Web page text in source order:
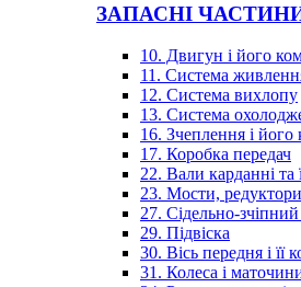
ЗАПАСНІ
10. Двигун і його
11. Система
12. Система вихлопу
13. Система
16. Зчеплення і
17. Коробка передач
22. Вали карданні та
23. Мости,
27. Сідельно-
29. Підвіска
30. Вісь передня і її
31. Колеса і